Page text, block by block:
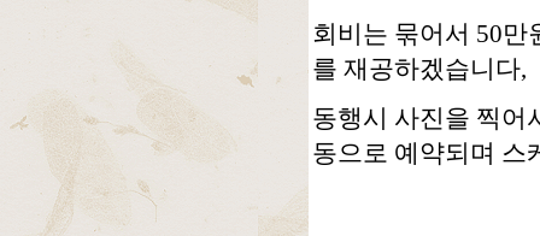
회비는 묶어서 50만
를 재공하겠습니다,
동행시 사진을 찍어
동으로 예약되며 스